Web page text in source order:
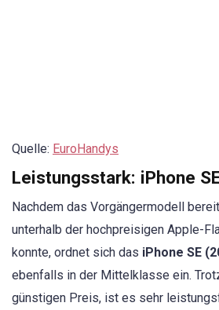
Quelle: EuroHandys
Leistungsstark: iPhone
Nachdem das Vorgängermodell
unterhalb der hochpreisigen Apple-
konnte, ordnet sich das iPhone SE
ebenfalls in der Mittelklasse ein.
günstigen Preis, ist es sehr